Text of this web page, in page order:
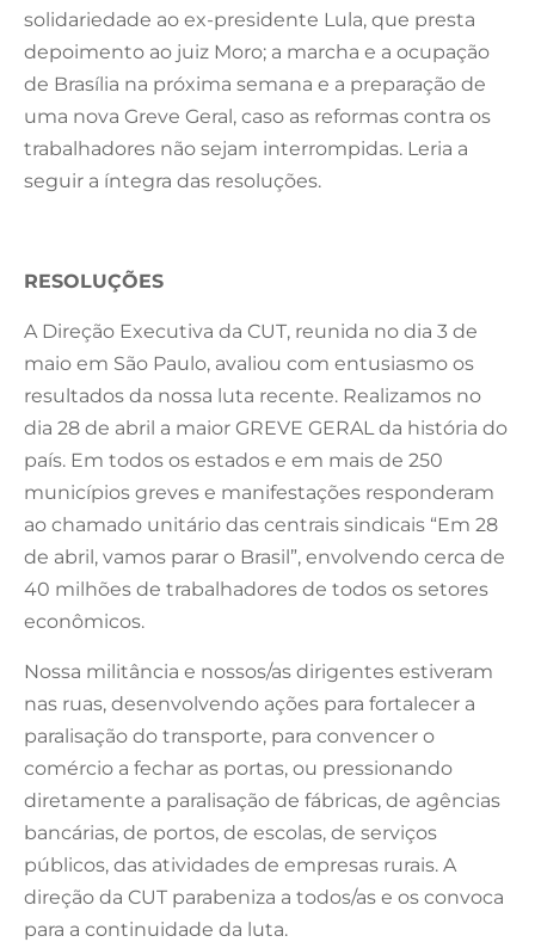
solidariedade ao ex-presidente Lula, que presta
depoimento ao juiz Moro; a marcha e a ocupação
de Brasília na próxima semana e a preparação de
uma nova Greve Geral, caso as reformas contra os
trabalhadores não sejam interrompidas. Leria a
seguir a íntegra das resoluções.
RESOLUÇÕES
A Direção Executiva da CUT, reunida no dia 3 de
maio em São Paulo, avaliou com entusiasmo os
resultados da nossa luta recente. Realizamos no
dia 28 de abril a maior GREVE GERAL da história do
país. Em todos os estados e em mais de 250
municípios greves e manifestações responderam
ao chamado unitário das centrais sindicais “Em 28
de abril, vamos parar o Brasil”, envolvendo cerca de
40 milhões de trabalhadores de todos os setores
econômicos.
Nossa militância e nossos/as dirigentes estiveram
nas ruas, desenvolvendo ações para fortalecer a
paralisação do transporte, para convencer o
comércio a fechar as portas, ou pressionando
diretamente a paralisação de fábricas, de agências
bancárias, de portos, de escolas, de serviços
públicos, das atividades de empresas rurais. A
direção da CUT parabeniza a todos/as e os convoca
para a continuidade da luta.